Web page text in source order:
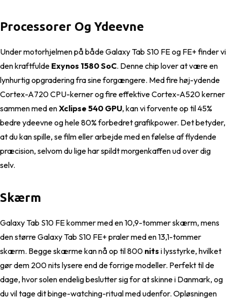
Processorer Og Ydeevne
Under motorhjelmen på både Galaxy Tab S10 FE og FE+ finder vi
den kraftfulde Exynos 1580 SoC. Denne chip lover at være en
lynhurtig opgradering fra sine forgængere. Med fire høj-ydende
Cortex-A720 CPU-kerner og fire effektive Cortex-A520 kerner
sammen med enXclipse 540 GPU, kan vi forvente op til 45%
bedre ydeevne og hele 80% forbedret grafikpower. Det betyder,
at du kan spille, se film eller arbejde med en følelse af flydende
præcision, selvom du lige har spildt morgenkaffen ud over dig
selv.
Skærm
Galaxy Tab S10 FE kommer med en 10,9-tommer skærm, mens
den større Galaxy Tab S10 FE+ praler med en 13,1-tommer
skærm. Begge skærme kan nå op til 800 nits i lysstyrke, hvilket
gør dem 200 nits lysere end de forrige modeller. Perfekt til de
dage, hvor solen endelig beslutter sig for at skinne i Danmark, og
du vil tage dit binge-watching-ritual med udenfor. Opløsningen